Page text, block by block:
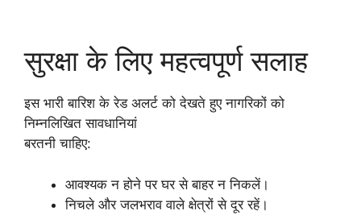
सुरक्षा के लिए महत्वपूर्ण सलाह
इस भारी बारिश के रेड अलर्ट को देखते हुए नागरिकों को
निम्नलिखित सावधानियां
बरतनी चाहिए:
आवश्यक न होने पर घर से बाहर न निकलें।
निचले और जलभराव वाले क्षेत्रों से दूर रहें।